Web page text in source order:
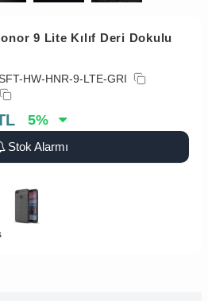
9 Lite Kılıf Deri Dokulu
HW-HNR-9-LTE-GRI
5%
Stok Alarmı